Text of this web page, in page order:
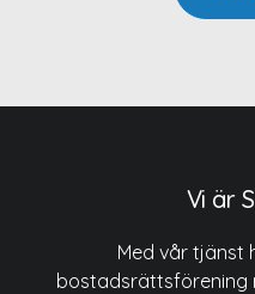
Vi är
Med vår tjänst
bostadsrättsförening